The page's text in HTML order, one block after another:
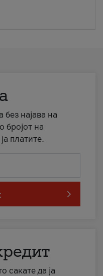
без најава на
бројот на
платите.
сакате да ја